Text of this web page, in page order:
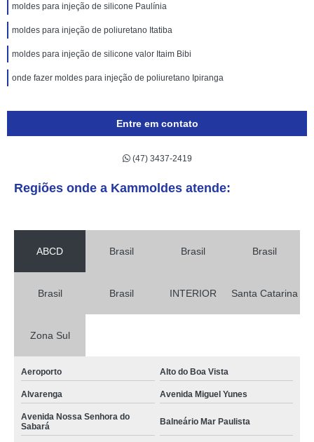
moldes para injeção de silicone Paulínia
moldes para injeção de poliuretano Itatiba
moldes para injeção de silicone valor Itaim Bibi
onde fazer moldes para injeção de poliuretano Ipiranga
Entre em contato
(47) 3437-2419
Regiões onde a Kammoldes atende:
ABCD Brasil Brasil Brasil
Brasil Brasil INTERIOR Santa Catarina
Zona Sul
Aeroporto Alto do Boa Vista
Alvarenga Avenida Miguel Yunes
Avenida Nossa Senhora do
Sabará
Balneário Mar Paulista